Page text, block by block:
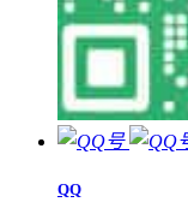
QQ